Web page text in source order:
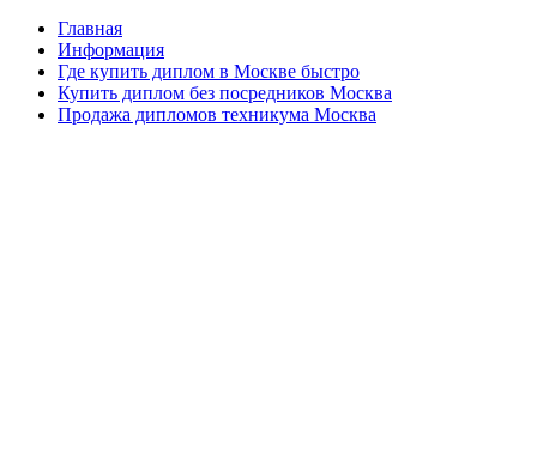
Главная
Информация
Где купить диплом в Москве быстро
Купить диплом без посредников Москва
Продажа дипломов техникума Москва